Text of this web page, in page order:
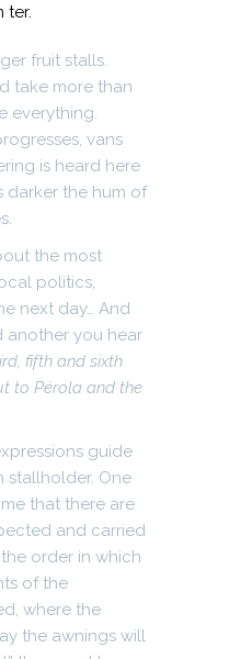
ter.
fruit stalls.
take more than
everything.
vans
is heard here
darker the hum of
the most
politics,
next day… And
another you hear
fifth and sixth
to Pérola and the
guide
stallholder. One
that there are
and carried
order in which
of the
where the
the awnings will